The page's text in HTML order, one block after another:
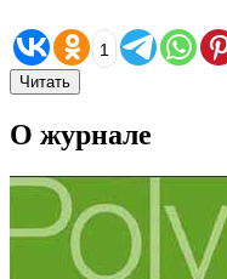
1
Читать
О журнале